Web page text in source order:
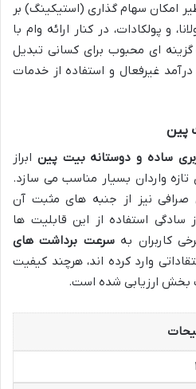
امکان سهام گذاری (استیکینگ) بر
و پولکادات، در کنار ارائه وام با
گزینه ای محبوب برای کسانی تبدیل
غیرفعال و استفاده از خدمات
پین
ساده و دوستانه بیت پین ابراز
تازه واردان بسیار مناسب می سازد.
نیز از جنبه های مثبت آن
استفاده از این قابلیت ها
کاربران بهسرعت برداشت های
وارد کرده اند، هرچند کیفیت
بخش ارزیابی شده است.